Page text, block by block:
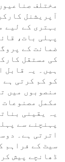
مختلف
آپریشنل
بہتری کے لیے
پہلی بات،
ضمانت کے
کی مستقل
ہیں۔ یہ قابل
کو کم کرتی ہے
منصوبوں میں
مکمل
یہ یقینی
پہنچنے سے
اترتی ہے۔
سیٹ کے فراہم
ڈھانچے پیش